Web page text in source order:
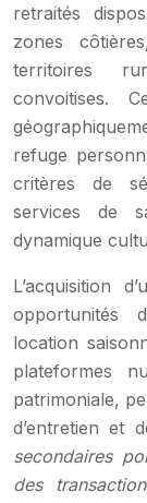
retraités
zones
territoires
convoitises.
refuge
critères de
services de
dynamique
L’acquisition
opportunités
location
plateformes
patrimoniale,
d’entretien et
secondaires
des